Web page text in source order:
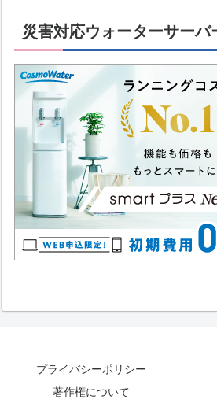
災害対応ウォーターサーバ
プライバシーポリシー
著作権について